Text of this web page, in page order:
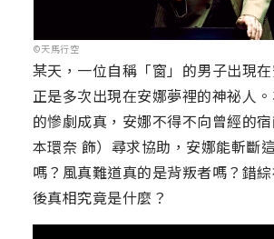
©天馬行空
某天，一位自稱「窗」的男子出現
正是多次出現在安娜夢裡的神祕人
的慘劇成真，安娜不得不向曾經的
本環奈 飾）尋求協助，安娜能斬斷
嗎？風真難道真的是背叛者嗎？錯
後真相究竟是什麼？